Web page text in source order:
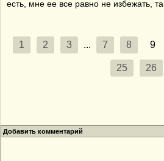
есть, мне ее все равно не избежать,
1 2 3 ... 7 8 9
25 26
Добавить комментарий